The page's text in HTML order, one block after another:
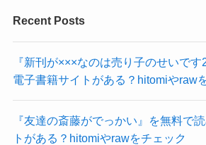
Recent Posts
『新刊が×××なのは売り子のせいで
電子書籍サイトがある？hitomiやraw
『友達の斎藤がでっかい』を無料で
トがある？hitomiやrawをチェック